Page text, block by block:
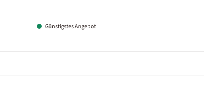
Günstigstes Angebot